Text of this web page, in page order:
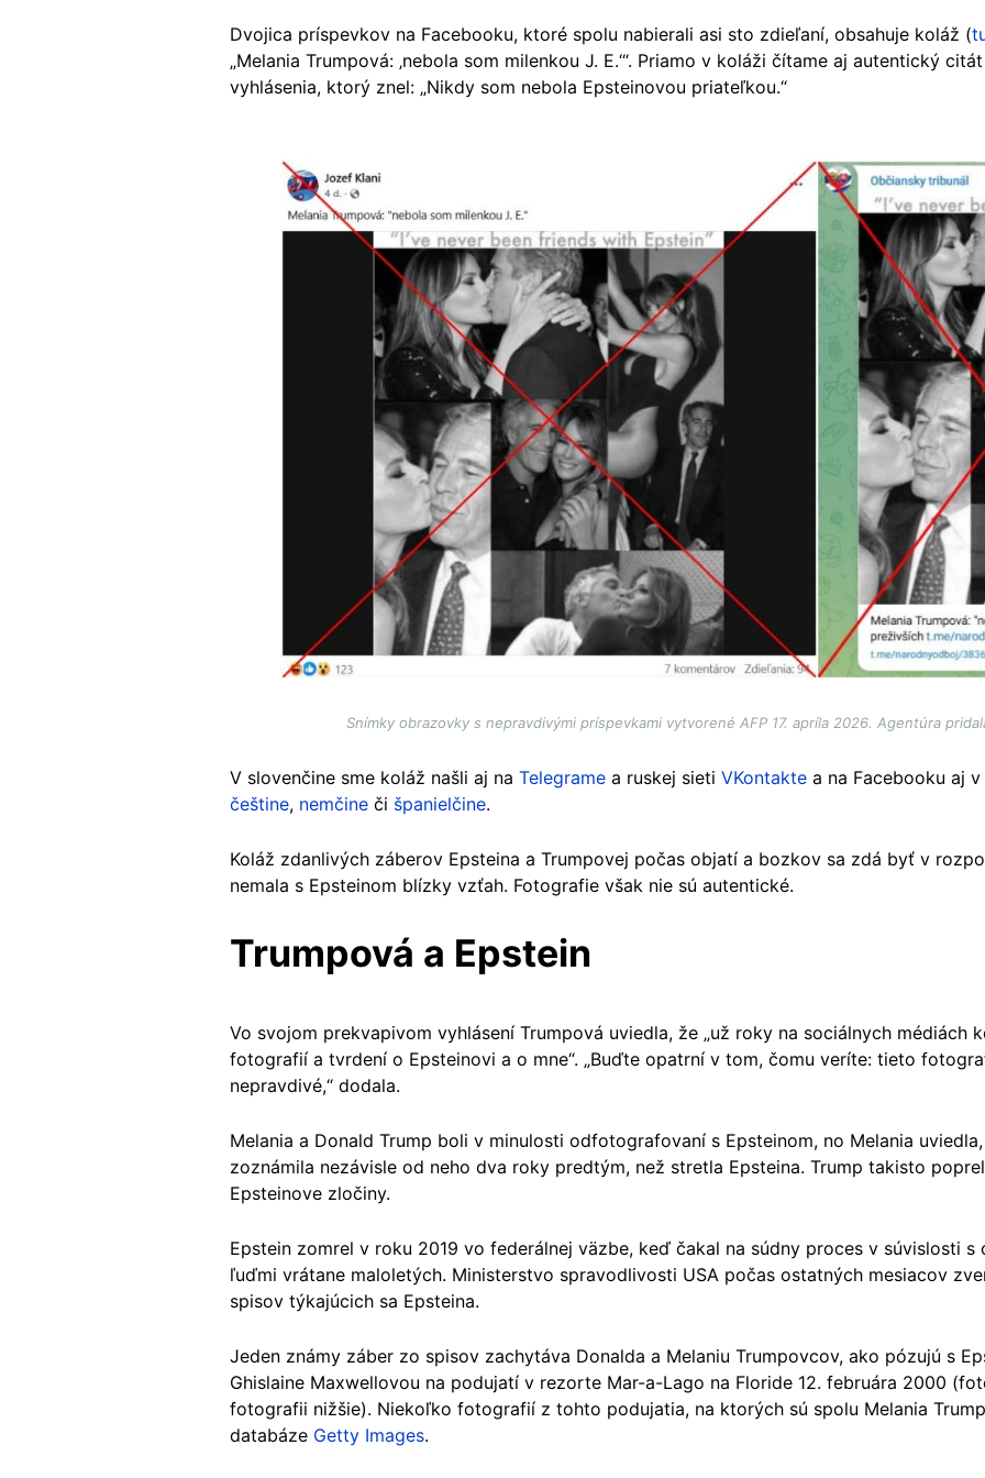
Dvojica príspevkov na Facebooku, ktoré spolu nabierali asi sto zdieľaní, obsahuje koláž (
„Melania Trumpová: ‚nebola som milenkou J. E.‘“. Priamo v koláži čítame aj autentický
vyhlásenia, ktorý znel: „Nikdy som nebola Epsteinovou priateľkou.“
Snímky obrazovky s nepravdivými príspevkami vytvorené AFP 17. apríla 2026. Agentúra
V slovenčine sme koláž našli aj na Telegrame a ruskej sieti VKontakte a na Facebooku aj
češtine, nemčine či španielčine.
Koláž zdanlivých záberov Epsteina a Trumpovej počas objatí a bozkov sa zdá byť v
nemala s Epsteinom blízky vzťah. Fotografie však nie sú autentické.
Trumpová a Epstein
Vo svojom prekvapivom vyhlásení Trumpová uviedla, že „už roky na sociálnych médiách
fotografií a tvrdení o Epsteinovi a o mne“. „Buďte opatrní v tom, čomu veríte: tieto
nepravdivé,“ dodala.
Melania a Donald Trump boli v minulosti odfotografovaní s Epsteinom, no Melania
zoznámila nezávisle od neho dva roky predtým, než stretla Epsteina. Trump takisto
Epsteinove zločiny.
Epstein zomrel v roku 2019 vo federálnej väzbe, keď čakal na súdny proces v súvislosti
ľuďmi vrátane maloletých. Ministerstvo spravodlivosti USA počas ostatných mesiacov
spisov týkajúcich sa Epsteina.
Jeden známy záber zo spisov zachytáva Donalda a Melaniu Trumpovcov, ako pózujú s
Ghislaine Maxwellovou na podujatí v rezorte Mar-a-Lago na Floride 12. februára 2000
fotografii nižšie). Niekoľko fotografií z tohto podujatia, na ktorých sú spolu Melania
databáze Getty Images.